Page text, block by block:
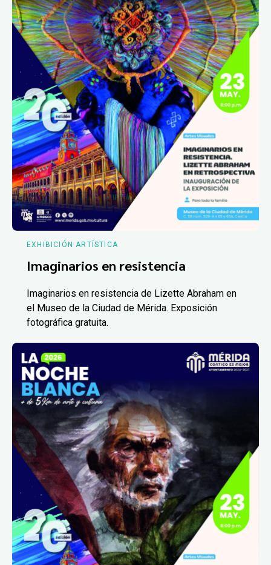
EXHIBICIÓN ARTÍSTICA
Imaginarios en resistencia
Imaginarios en resistencia de Lizette Abraham en
el Museo de la Ciudad de Mérida. Exposición
fotográfica gratuita.